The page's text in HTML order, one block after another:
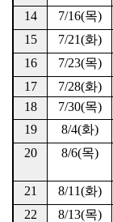
14
7/16(목)
15
7/21(화)
16
7/23(목)
17
7/28(화)
18
7/30(목)
19
8/4(화)
20
8/6(목)
21
8/11(화)
22
8/13(목)